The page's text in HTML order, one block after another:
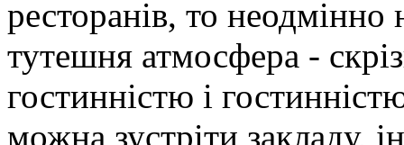
ресторанів, то
тутешня атмосфера -
гостинністю і
можна зустріти закладу,